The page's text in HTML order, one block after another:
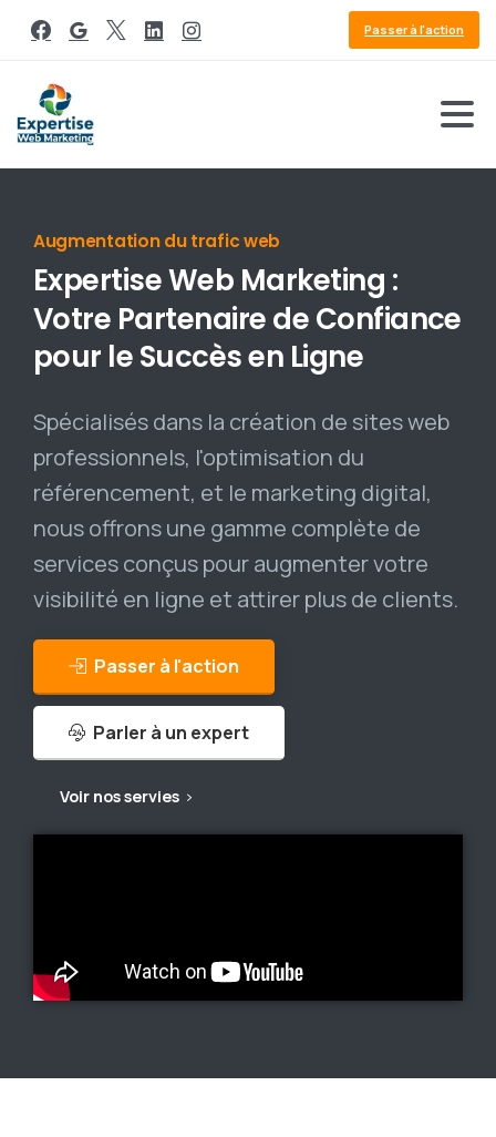
Passer à l'action
Référencement Google
ExpertiseWeb Marketing :
Votre PartenairedeConfiance
pour leSuccèsen Ligne
Spécialisés dans la création de sites web
professionnels, l'optimisation du
référencement, et le marketing digital,
nous offrons une gamme complète de
services conçus pour augmenter votre
visibilité en ligne et attirer plus de clients.
Passer à l'action
Parler à un expert
Voir nos servies